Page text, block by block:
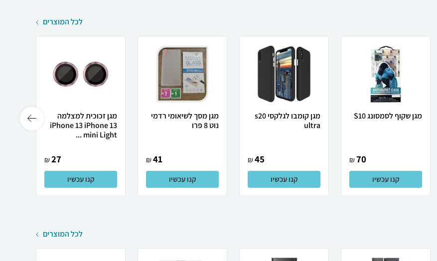
לכל המוצרים
מגן שקוף לסמסונג S10
70
₪
קנו עכשיו
מגן קומבו לגלקסי s20
ultra
45
₪
קנו עכשיו
מגן מסך לשיאומי רדמי
נוט 8 פרו
41
₪
קנו עכשיו
מגן זכוכית למצלמה
iPhone 13 iPhone 13
mini Light ...
27
₪
קנו עכשיו
לכל המוצרים